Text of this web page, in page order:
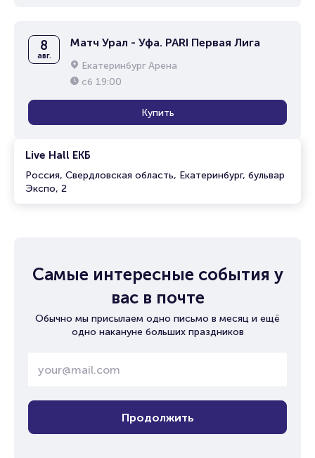
Live Hall ЕКБ
Россия, Свердловская область, Екатеринбург, бульвар
Экспо, 2
8
авг.
Матч Урал - Уфа. PARI Первая Лига
Екатеринбург Арена
сб 19:00
Купить
Самые интересные события у
вас в почте
Обычно мы присылаем одно письмо в месяц и ещё
одно накануне больших праздников
Продолжить